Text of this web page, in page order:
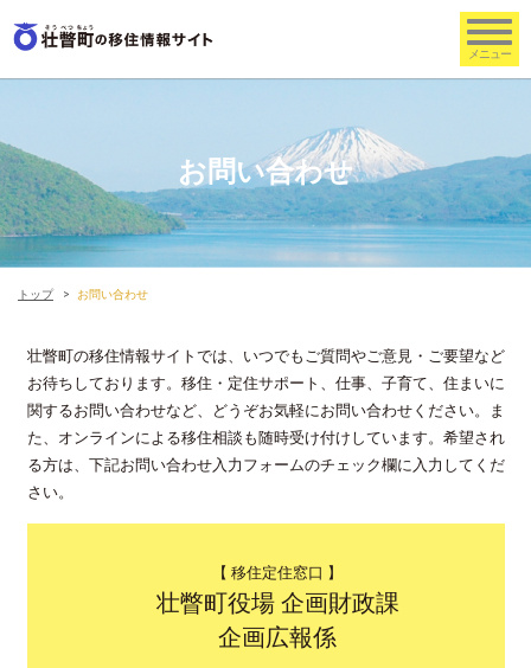
お問い合わせ
トップ お問い合わせ
壮瞥町の移住情報サイトでは、いつでもご質問やご意見・ご要望など
お待ちしております。移住・定住サポート、仕事、子育て、住まいに
関するお問い合わせなど、どうぞお気軽にお問い合わせください。ま
た、オンラインによる移住相談も随時受け付けしています。希望され
る方は、下記お問い合わせ入力フォームのチェック欄に入力してくだ
さい。
【 移住定住窓口 】
壮瞥町役場 企画財政課
企画広報係